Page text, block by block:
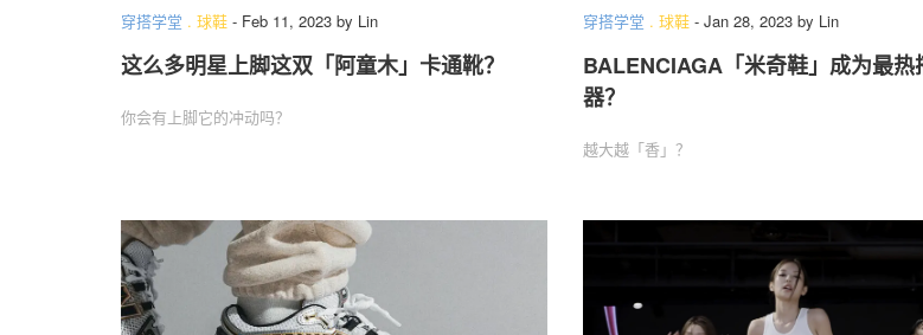
穿搭学堂 . 球鞋 - Feb 11, 2023 by Lin
这么多明星上脚这双「阿童木」卡通靴？
你会有上脚它的冲动吗？
穿搭学堂 . 球鞋 - Jan 28, 2023 by Lin
BALENCIAGA「米奇鞋」成为最热
器？
越大越「香」？